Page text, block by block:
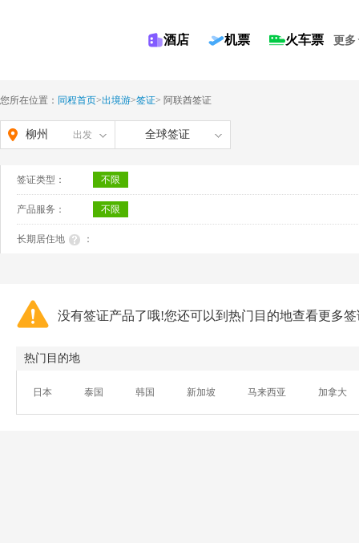
酒店 机票 火车票 更多
您所在位置： 同程首页>出境游>签证> 阿联酋签证
柳州 出发 全球签证
签证类型： 不限
产品服务： 不限
长期居住地 ：
没有签证产品了哦!您还可以到热门目的地查看更多
热门目的地
日本 泰国 韩国 新加坡 马来西亚 加拿大